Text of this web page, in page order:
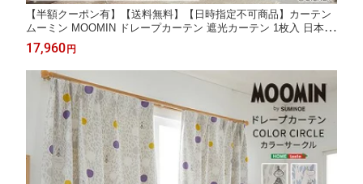
【半額クーポン有】【送料無料】【日時指定不可商品】カーテン
ムーミン MOOMIN ドレープカーテン 遮光カーテン 1枚入 日本製
遮光2級 ウォッシャブル 形状記憶加工北欧 おしゃれ 100×200cm
×1枚【プリンセス/クラッシックビューティー】
17,960 円